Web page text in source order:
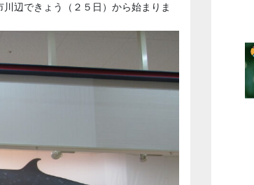
辺できょう（２５日）から始まりま